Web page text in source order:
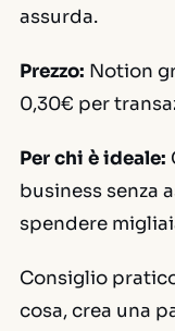
assurda.
Prezzo: Notion
0,30€ per
Per chi è ideale:
business senza
spendere
Consiglio
cosa, crea una